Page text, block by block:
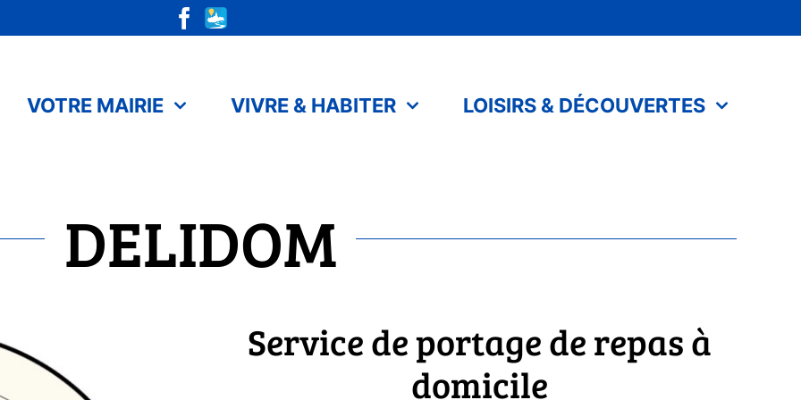
VOTRE MAIRIE VIVRE & HABITER LOISIRS & DÉCOUVERTES
DELIDOM
Service de portage de repas à
domicile